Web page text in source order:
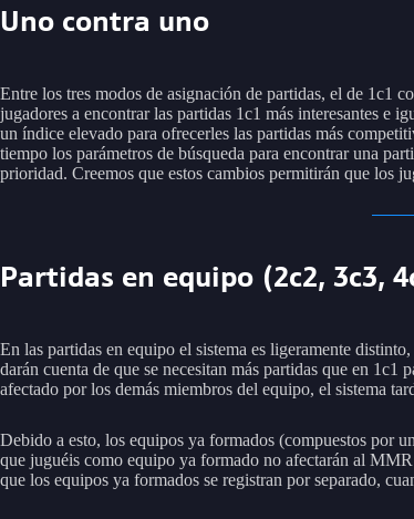
Uno contra uno
Entre los tres modos de asignación de partidas, el de 1c1
jugadores a encontrar las partidas 1c1 más interesantes e
un índice elevado para ofrecerles las partidas más
tiempo los parámetros de búsqueda para encontrar una
prioridad. Creemos que estos cambios permitirán que los
Partidas en equipo (2c2, 3c3,
En las partidas en equipo el sistema es ligeramente
darán cuenta de que se necesitan más partidas que en
afectado por los demás miembros del equipo, el sistema
Debido a esto, los equipos ya formados (compuestos por
que juguéis como equipo ya formado no afectarán al
que los equipos ya formados se registran por separado,